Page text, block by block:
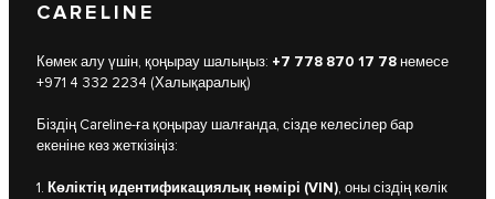
CARELINE
Көмек алу үшін, қоңырау шалыңыз: +7 778 870 17 78 немесе
+971 4 332 2234 (Халықаралық)
Біздің Careline-ға қоңырау шалғанда, сізде келесілер бар
екеніне көз жеткізіңіз:
1. Көліктің идентификациялық нөмірі (VIN), оны сіздің көлік